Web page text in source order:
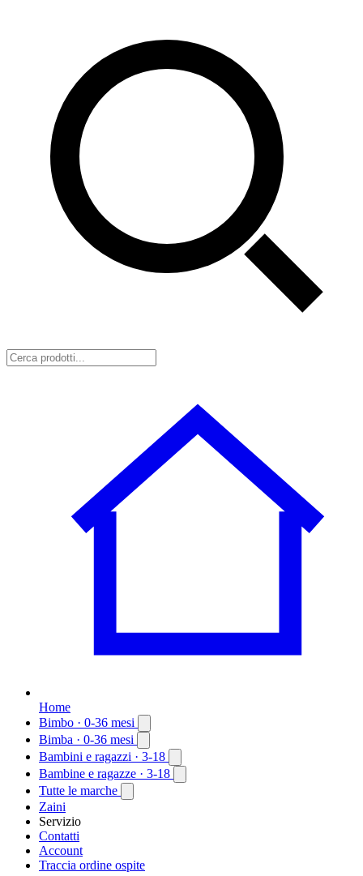
Home
Bimbo · 0-36 mesi
Bimba · 0-36 mesi
Bambini e ragazzi · 3-18
Bambine e ragazze · 3-18
Tutte le marche
Zaini
Servizio
Contatti
Account
Traccia ordine ospite